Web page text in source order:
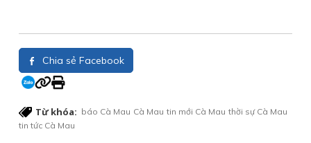
Chia sẻ Facebook
Từ khóa: báo Cà Mau Cà Mau tin mới Cà Mau thời sự Cà Mau
tin tức Cà Mau